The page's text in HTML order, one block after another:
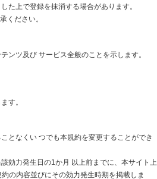
た上で登録を抹消する場合があります。
ください。
ンツ及び サービス全般のことを示します。
す。
となくい つでも本規約を変更することができ
効力発生日の1か月 以上前までに、本サイト上
の内容並びにその効力発生時期を掲載しま